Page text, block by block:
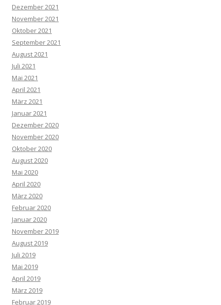
Dezember 2021
November 2021
Oktober 2021
September 2021
August 2021
Juli 2021
Mai 2021
April 2021
März 2021
Januar 2021
Dezember 2020
November 2020
Oktober 2020
August 2020
Mai 2020
April 2020
März 2020
Februar 2020
Januar 2020
November 2019
August 2019
Juli 2019
Mai 2019
April 2019
März 2019
Februar 2019